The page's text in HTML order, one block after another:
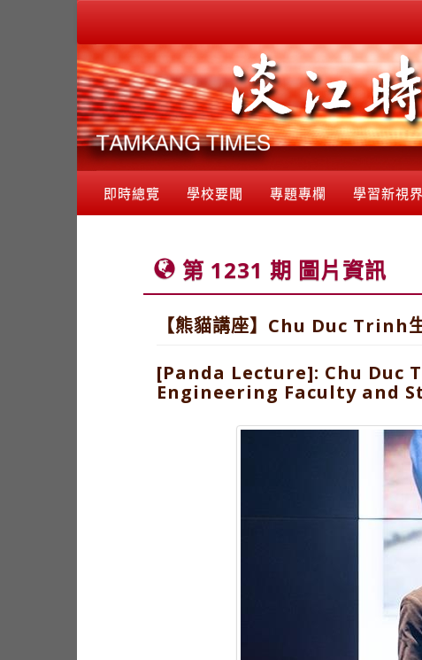
即時總覽 學校要聞 專題專欄 學習新視界
第 1231 期 圖片資訊
【熊貓講座】Chu Duc Trinh
[Panda Lecture]: Chu Duc
Engineering Faculty and